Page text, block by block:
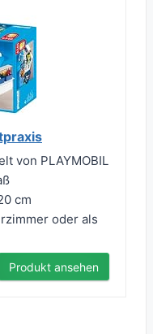
von PLAYMOBIL
cm
oder als
Produkt ansehen